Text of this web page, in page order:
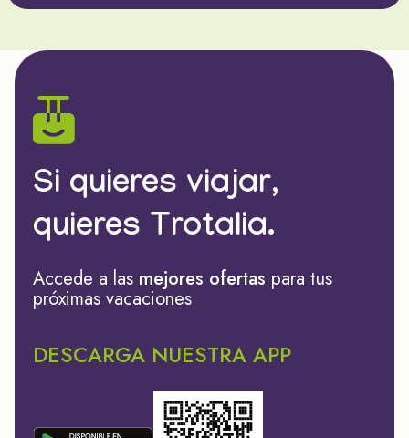
Si quieres viajar,
quieres Trotalia.
Accede a las mejores ofertas para tus
próximas vacaciones
DESCARGA NUESTRA APP